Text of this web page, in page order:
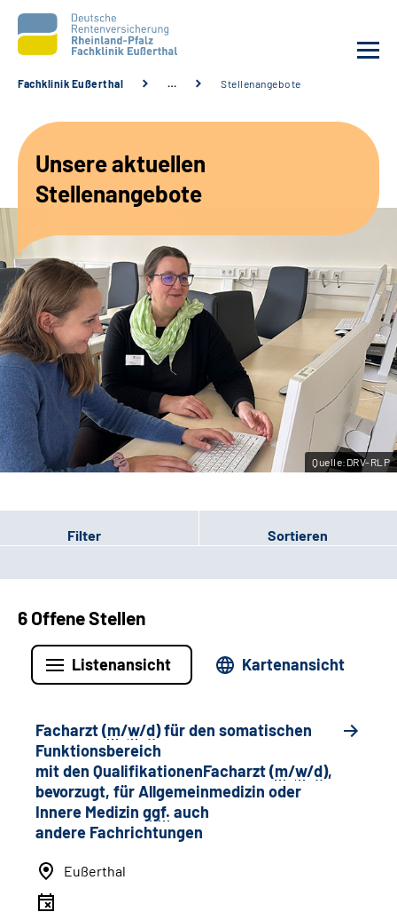
Unsere Angebote
Karriere
Beratungsstellen &
Zuweisende
Suche
Leichte Sprache
Gebärdensprache
Fachklinik Eußerthal … Stellenangebote
Unsere aktuellen
Stellenangebote
Quelle:DRV-RLP
Filter Sortieren
6 Offene Stellen
Listenansicht Kartenansicht
Facharzt (m/w/d) für den somatischen
Funktionsbereich
mit den QualifikationenFacharzt (m/w/d),
bevorzugt, für Allgemeinmedizin oder
Innere Medizin ggf. auch
andere Fachrichtungen
Eußerthal